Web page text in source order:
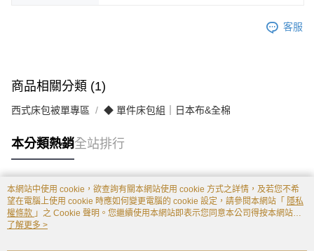
客服
商品相關分類 (1)
西式床包被單專區 ◆ 單件床包組｜日本布&全棉
本分類熱銷全站排行
熱門標籤
本網站中使用 cookie，欲查詢有關本網站使用 cookie 方式之詳情，及若您不希
望在電腦上使用 cookie 時應如何變更電腦的 cookie 設定，請參閱本網站「 隱私
權條款 」之 Cookie 聲明。您繼續使用本網站即表示您同意本公司得按本網站使
用條款之 Cookie 聲明使用 cookie。
了解更多 >